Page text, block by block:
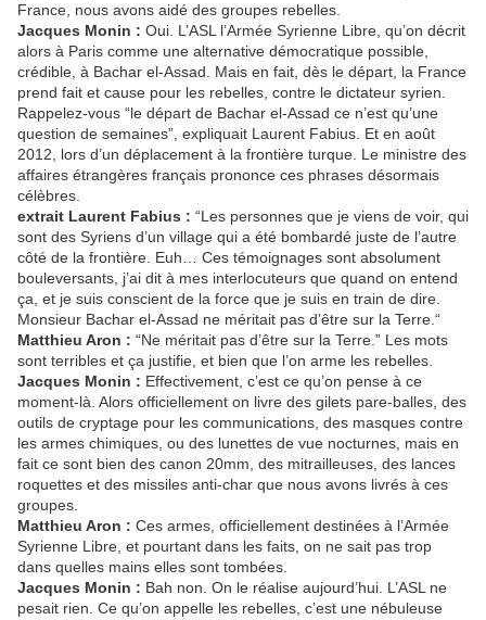
France, nous avons aidé des groupes rebelles.
Jacques Monin : Oui. L’ASL l’Armée Syrienne Libre, qu’on décrit
alors à Paris comme une alternative démocratique possible,
crédible, à Bachar el-Assad. Mais en fait, dès le départ, la France
prend fait et cause pour les rebelles, contre le dictateur syrien.
Rappelez-vous “le départ de Bachar el-Assad ce n’est qu’une
question de semaines”, expliquait Laurent Fabius. Et en août
2012, lors d’un déplacement à la frontière turque. Le ministre des
affaires étrangères français prononce ces phrases désormais
célèbres.
extrait Laurent Fabius : “Les personnes que je viens de voir, qui
sont des Syriens d’un village qui a été bombardé juste de l’autre
côté de la frontière. Euh… Ces témoignages sont absolument
bouleversants, j’ai dit à mes interlocuteurs que quand on entend
ça, et je suis conscient de la force que je suis en train de dire.
Monsieur Bachar el-Assad ne méritait pas d’être sur la Terre.“
Matthieu Aron : “Ne méritait pas d’être sur la Terre.” Les mots
sont terribles et ça justifie, et bien que l’on arme les rebelles.
Jacques Monin : Effectivement, c’est ce qu’on pense à ce
moment-là. Alors officiellement on livre des gilets pare-balles, des
outils de cryptage pour les communications, des masques contre
les armes chimiques, ou des lunettes de vue nocturnes, mais en
fait ce sont bien des canon 20mm, des mitrailleuses, des lances
roquettes et des missiles anti-char que nous avons livrés à ces
groupes.
Matthieu Aron : Ces armes, officiellement destinées à l’Armée
Syrienne Libre, et pourtant dans les faits, on ne sait pas trop
dans quelles mains elles sont tombées.
Jacques Monin : Bah non. On le réalise aujourd’hui. L’ASL ne
pesait rien. Ce qu’on appelle les rebelles, c’est une nébuleuse